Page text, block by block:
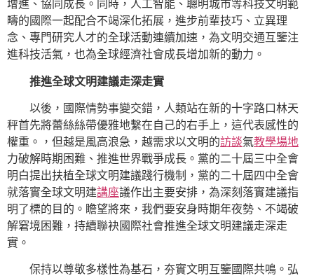
增進、協同成長。同時，人工智能、聰明城市等科技文明範
疇的國際一起配合不竭深化拓展，進步前輩技巧、立異理
念、專門研究人才的全球活動連續加速，為文明交通互鑒注
進科技活氣，也為全球經濟社會成長增加新的動力。
推進全球文明建議走深走實
以後，國際情勢事變交錯，人類站在新的十字路口林天
秤首先將蕾絲絲帶優雅地繫在自己的右手上，這代表感性的
權重。，但越是風高浪急，越需求以文明的訪談氣教學場地
力破解時期困難、推進世界戰爭成長。黨的二十屆三中全會
明白提出扶植全球文明建議踐行機制，黨的二十屆四中全會
就落實全球文明建講座議作出主要安排，為深刻落實建議指
明了標的目的。瞻望將來，我們要安身時期年夜勢、不竭破
解窘境困難，持續聯袂國際社會推進全球文明建議走深走
實。
保持以尊敬多樣性為基石，夯實文明互鑒國際共鳴。弘